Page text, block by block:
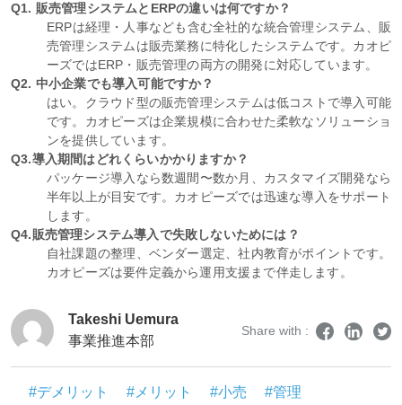
Q1. 販売管理システムとERPの違いは何ですか？
ERPは経理・人事なども含む全社的な統合管理システム、販
売管理システムは販売業務に特化したシステムです。カオピ
ーズではERP・販売管理の両方の開発に対応しています。
Q2. 中小企業でも導入可能ですか？
はい。クラウド型の販売管理システムは低コストで導入可能
です。カオピーズは企業規模に合わせた柔軟なソリューショ
ンを提供しています。
Q3.導入期間はどれくらいかかりますか？
パッケージ導入なら数週間〜数か月、カスタマイズ開発なら
半年以上が目安です。カオピーズでは迅速な導入をサポート
します。
Q4.販売管理システム導入で失敗しないためには？
自社課題の整理、ベンダー選定、社内教育がポイントです。
カオピーズは要件定義から運用支援まで伴走します。
Takeshi Uemura
事業推進本部
Share with :
#デメリット #メリット #小売
#管理